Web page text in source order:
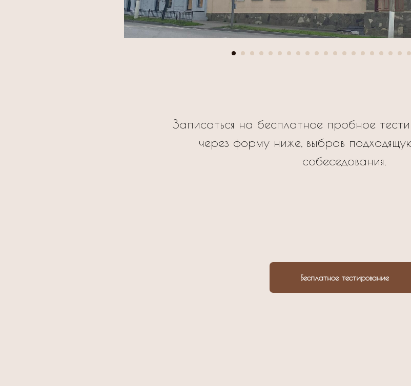
Записаться на бесплатное пробное
через форму ниже, выбрав
собеседования.
Бесплатное тестирование